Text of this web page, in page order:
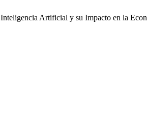
Artificial y su Impacto en la